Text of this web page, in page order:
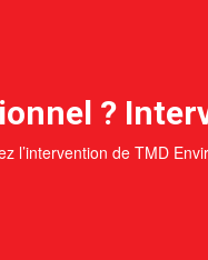
?
l’intervention de TMD